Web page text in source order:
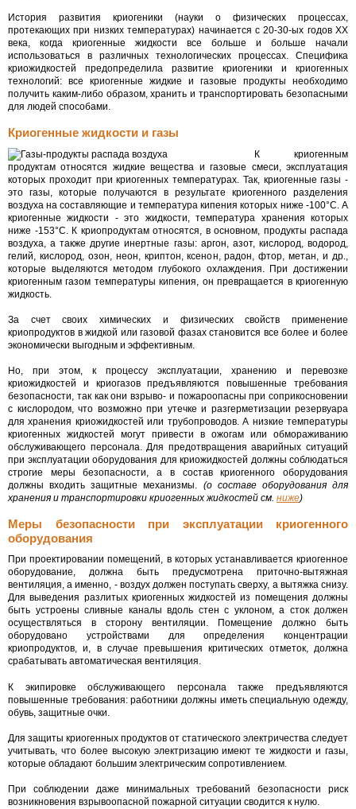
История развития криогеники (науки о физических процессах,
протекающих при низких температурах) начинается с 20-30-ых годов XX
века, когда криогенные жидкости все больше и больше начали
использоваться в различных технологических процессах. Специфика
криожидкостей предопределила развитие криогеники и криогенных
технологий: все криогенные жидкие и газовые продукты необходимо
получить каким-либо образом, хранить и транспортировать безопасными
для людей способами.
Криогенные жидкости и газы
К криогенным
продуктам относятся жидкие вещества и газовые смеси, эксплуатация
которых проходит при криогенных температурах. Так, криогенные газы -
это газы, которые получаются в результате криогенного разделения
воздуха на составляющие и температура кипения которых ниже -100°С. А
криогенные жидкости - это жидкости, температура хранения которых
ниже -153°С. К криопродуктам относятся, в основном, продукты распада
воздуха, а также другие инертные газы: аргон, азот, кислород, водород,
гелий, кислород, озон, неон, криптон, ксенон, радон, фтор, метан, и др.,
которые выделяются методом глубокого охлаждения. При достижении
криогенным газом температуры кипения, он превращается в криогенную
жидкость.
За счет своих химических и физических свойств применение
криопродуктов в жидкой или газовой фазах становится все более и более
экономически выгодным и эффективным.
Но, при этом, к процессу эксплуатации, хранению и перевозке
криожидкостей и криогазов предъявляются повышенные требования
безопасности, так как они взрыво- и пожароопасны при соприкосновении
с кислородом, что возможно при утечке и разгерметизации резервуара
для хранения криожидкостей или трубопроводов. А низкие температуры
криогенных жидкостей могут привести в ожогам или обмораживанию
обслуживающего персонала. Для предотвращения аварийных ситуаций
при эксплуатации оборудования для криожидкостей должны соблюдаться
строгие меры безопасности, а в состав криогенного оборудования
должны входить защитные механизмы. (о составе оборудования для
хранения и транспортировки криогенных жидкостей см. ниже)
Меры безопасности при эксплуатации криогенного
оборудования
При проектировании помещений, в которых устанавливается криогенное
оборудование, должна быть предусмотрена приточно-вытяжная
вентиляция, а именно, - воздух должен поступать сверху, а вытяжка снизу.
Для выведения разлитых криогенных жидкостей из помещения должны
быть устроены сливные каналы вдоль стен с уклоном, а сток должен
осуществляться в сторону вентиляции. Помещение должно быть
оборудовано устройствами для определения концентрации
криопродуктов, и, в случае превышения критических отметок, должна
срабатывать автоматическая вентиляция.
К экипировке обслуживающего персонала также предъявляются
повышенные требования: работники должны иметь специальную одежду,
обувь, защитные очки.
Для защиты криогенных продуктов от статического электричества следует
учитывать, что более высокую электризацию имеют те жидкости и газы,
которые обладают большим электрическим сопротивлением.
При соблюдении даже минимальных требований безопасности риск
возникновения взрывоопасной пожарной ситуации сводится к нулю.